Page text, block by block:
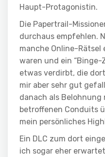
Haupt-Protagonistin.
Die Papertrail-
durchaus empfehlen.
manche Online-
waren und ein “Binge-
etwas verdirbt, die
mir aber sehr gut
danach als
betroffenen Conduits
mein persönliches
Ein DLC zum dort
ich sogar eher